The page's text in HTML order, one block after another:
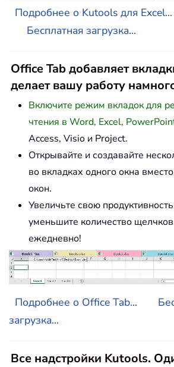
Подробнее о Kutools для Excel...
Бесплатная загрузка...
Office Tab добавляет
делает вашу работу
Включите режим вкладок для
чтения в Word, Excel,
Access, Visio и Project.
Открывайте и создавайте
во вкладках одного окна
окон.
Увеличьте свою
уменьшите количество
ежедневно!
Подробнее о Office Tab...
загрузка...
Все надстройки Kutools.